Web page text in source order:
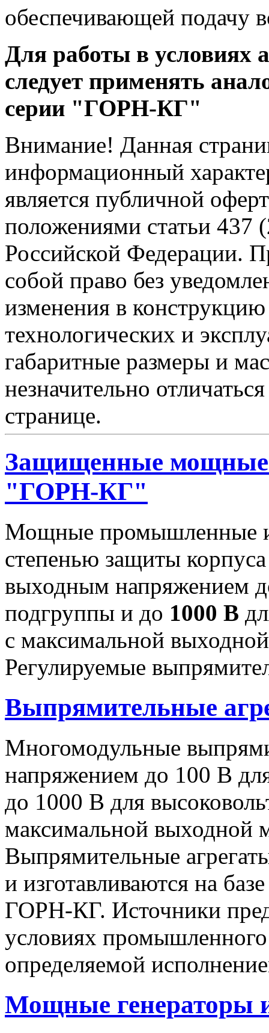
обеспечивающей подачу
Для работы в условиях
следует применять
серии "ГОРН-КГ"
Внимание! Данная
информационный
является публичной
положениями статьи 437
Российской Федерации.
собой право без
изменения в
технологических и
габаритные размеры и
незначительно
странице.
Защищенные мощные
"ГОРН-КГ"
Мощные промышленные
степенью защиты
выходным напряжением
подгруппы и до 1000 В
с максимальной
Регулируемые
Выпрямительные
Многомодульные
напряжением до 100 В
до 1000 В для
максимальной
Выпрямительные
и изготавливаются на
ГОРН-КГ. Источники
условиях промышленного
определяемой
Мощные